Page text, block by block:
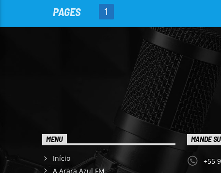
PAGES 1
MENU
Início
A Arara Azul FM
MANDE
+55